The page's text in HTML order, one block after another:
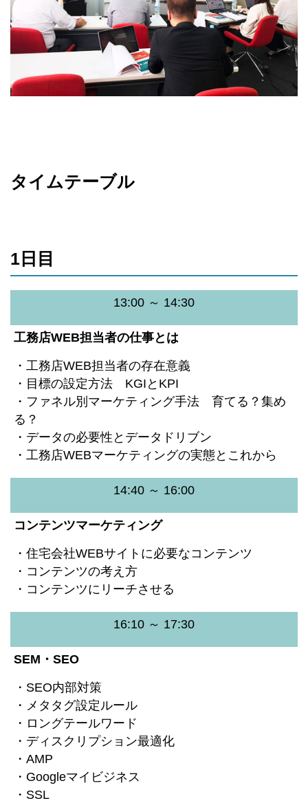
タイムテーブル
1日目
13:00 ～ 14:30
工務店WEB担当者の仕事とは
・工務店WEB担当者の存在意義
・目標の設定方法 KGIとKPI
・ファネル別マーケティング手法 育てる？集め
る？
・データの必要性とデータドリブン
・工務店WEBマーケティングの実態とこれから
14:40 ～ 16:00
コンテンツマーケティング
・住宅会社WEBサイトに必要なコンテンツ
・コンテンツの考え方
・コンテンツにリーチさせる
16:10 ～ 17:30
SEM・SEO
・SEO内部対策
・メタタグ設定ルール
・ロングテールワード
・ディスクリプション最適化
・AMP
・Googleマイビジネス
・SSL